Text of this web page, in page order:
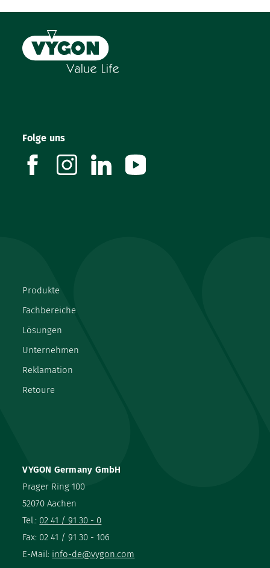
VYGON Germany GmbH
Prager Ring 100
52070 Aachen
Tel.: 02 41 / 91 30 - 0
Fax: 02 41 / 91 30 - 106
E-Mail: info-de@vygon.com
Produkte
Fachbereiche
Lösungen
Unternehmen
Reklamation
Retoure
Folge uns